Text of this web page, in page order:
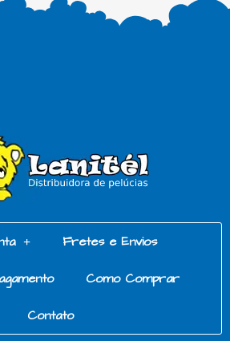
Fretes e Envios
Como Comprar
Contato